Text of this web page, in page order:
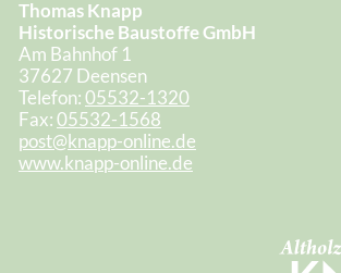
Thomas Knapp
Historische Baustoffe GmbH
Am Bahnhof 1
37627 Deensen
Telefon:05532-1320
Fax:05532-1568
post@knapp-online.de
www.knapp-online.de